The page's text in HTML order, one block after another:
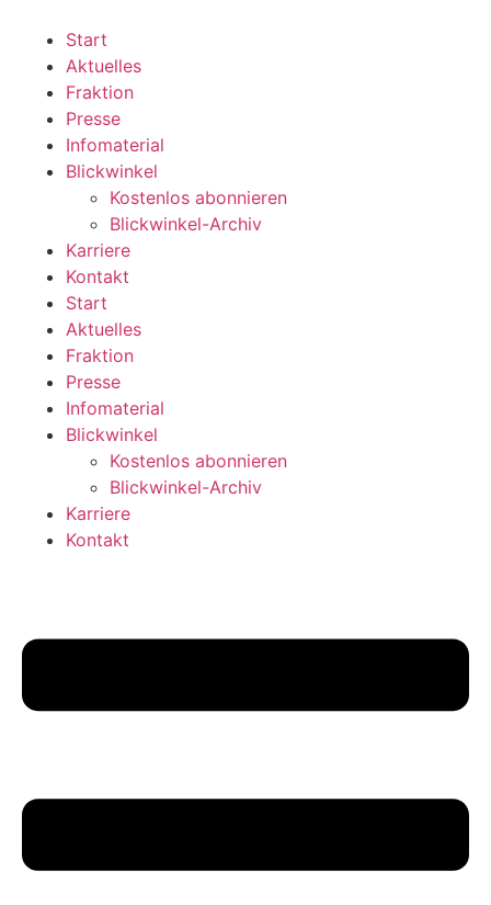
wechseln
Start
Aktuelles
Fraktion
Presse
Infomaterial
Blickwinkel
Kostenlos abonnieren
Blickwinkel-Archiv
Karriere
Kontakt
Start
Aktuelles
Fraktion
Presse
Infomaterial
Blickwinkel
Kostenlos abonnieren
Blickwinkel-Archiv
Karriere
Kontakt